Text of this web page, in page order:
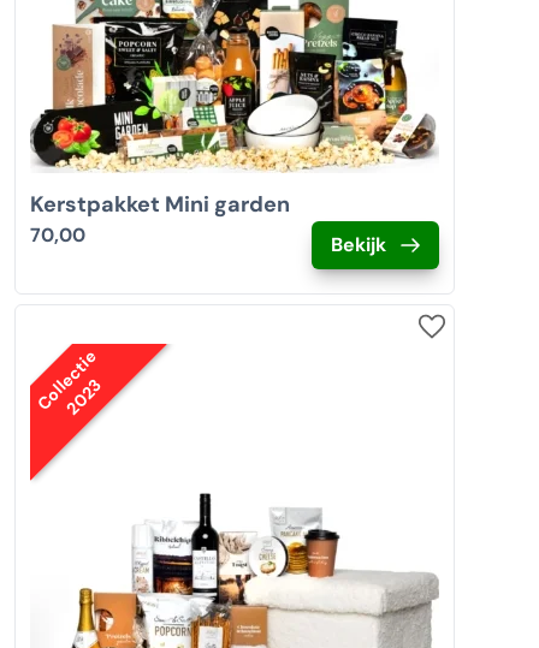
Kerstpakket Mini garden
70,00 Bekijk
Collectie
2023